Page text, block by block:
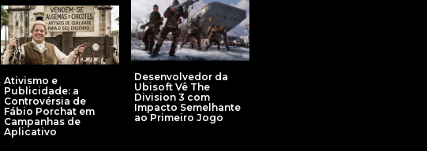
Desenvolvedor da
Ubisoft Vê The
Division 3 com
Impacto Semelhante
ao Primeiro Jogo
Ativismo e
Publicidade: a
Controvérsia de
Fábio Porchat em
Campanhas de
Aplicativo